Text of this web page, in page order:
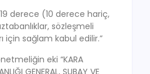
19 derece (10 derece hariç,
sözleşmeli
için sağlam kabul edilir.”
eki “KARA
GENERAL, SUBAY VE